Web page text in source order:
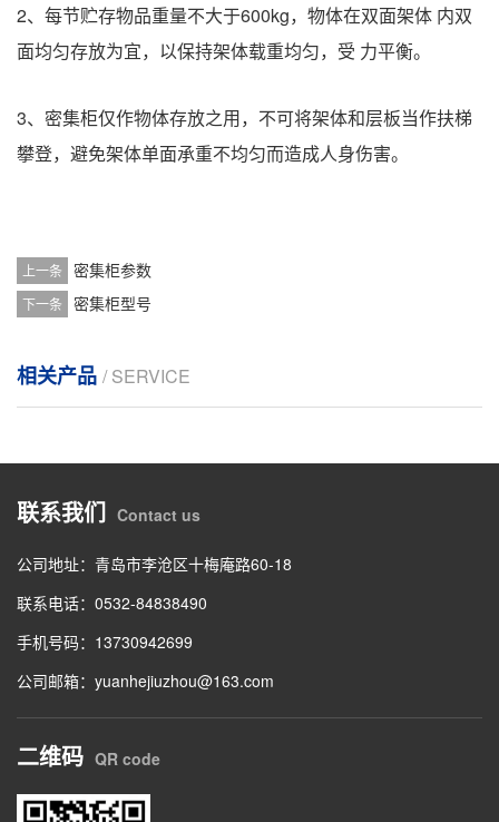
2、每节贮存物品重量不大于600kg，物体在双面架体 内双
面均匀存放为宜，以保持架体载重均匀，受 力平衡。
3、密集柜仅作物体存放之用，不可将架体和层板当作扶梯
攀登，避免架体单面承重不均匀而造成人身伤害。
上一条 密集柜参数
下一条 密集柜型号
相关产品 / SERVICE
联系我们 Contact us
公司地址：青岛市李沧区十梅庵路60-18
联系电话：0532-84838490
手机号码：13730942699
公司邮箱：yuanhejiuzhou@163.com
二维码 QR code